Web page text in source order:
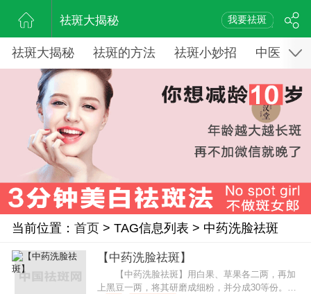
祛斑大揭秘 我要祛斑
祛斑大揭秘 祛斑的方法 祛斑小妙招 中医药祛
当前位置： 首页> TAG信息列表 > 中药洗脸祛斑
【中药洗脸祛斑】
【中药洗脸祛斑】用白果、草果各二两，再加
上黑豆一两，将其研磨成细粉，并分成30等份。每